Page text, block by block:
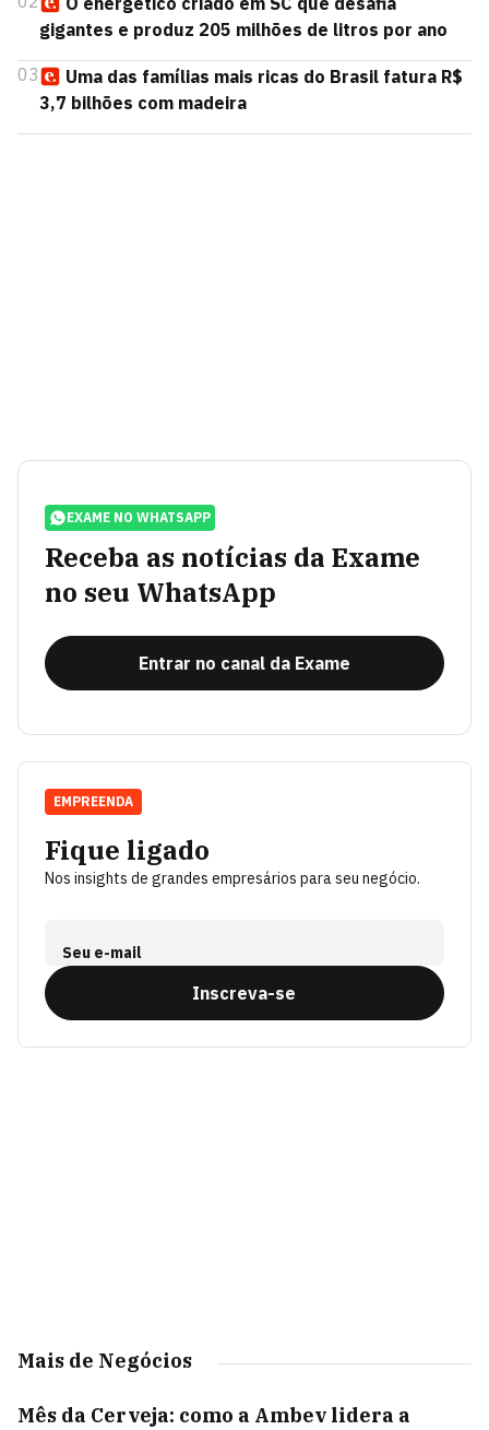
gigantes e produz 205 milhões de litros por ano
03
Uma das famílias mais ricas do Brasil fatura R$
3,7 bilhões com madeira
EXAME NO WHATSAPP
Receba as notícias da Exame
no seu WhatsApp
Entrar no canal da Exame
Fique ligado
Nos insights de grandes empresários para seu negócio.
Seu e-mail
Inscreva-se
EMPREENDA
Mais de Negócios
Mês da Cerveja: como a Ambev lidera a